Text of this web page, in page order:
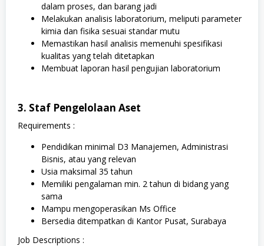
dalam proses, dan barang jadi
Melakukan analisis laboratorium, meliputi parameter
kimia dan fisika sesuai standar mutu
Memastikan hasil analisis memenuhi spesifikasi
kualitas yang telah ditetapkan
Membuat laporan hasil pengujian laboratorium
3. Staf Pengelolaan Aset
Requirements :
Pendidikan minimal D3 Manajemen, Administrasi
Bisnis, atau yang relevan
Usia maksimal 35 tahun
Memiliki pengalaman min. 2 tahun di bidang yang
sama
Mampu mengoperasikan Ms Office
Bersedia ditempatkan di Kantor Pusat, Surabaya
Job Descriptions :